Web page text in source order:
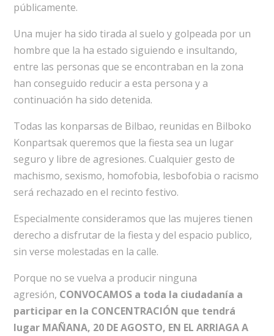
públicamente.
Una mujer ha sido tirada al suelo y golpeada por un
hombre que la ha estado siguiendo e insultando,
entre las personas que se encontraban en la zona
han conseguido reducir a esta persona y a
continuación ha sido detenida.
Todas las konparsas de Bilbao, reunidas en Bilboko
Konpartsak queremos que la fiesta sea un lugar
seguro y libre de agresiones. Cualquier gesto de
machismo, sexismo, homofobia, lesbofobia o racismo
será rechazado en el recinto festivo.
Especialmente consideramos que las mujeres tienen
derecho a disfrutar de la fiesta y del espacio publico,
sin verse molestadas en la calle.
Porque no se vuelva a producir ninguna
agresión, CONVOCAMOS a toda la ciudadanía a
participar en la CONCENTRACIÓN que tendrá
lugar MAÑANA, 20 DE AGOSTO, EN EL ARRIAGA A